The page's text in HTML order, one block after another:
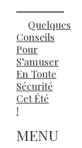
Quelques
Conseils
Pour
S’amuser
En Toute
Sécurité
Cet Été
!
MENU